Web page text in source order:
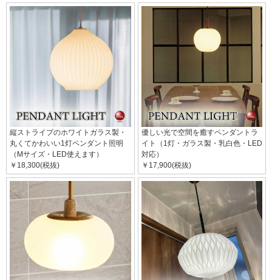
縦ストライプのホワイトガラス製・
丸くてかわいい1灯ペンダント照明
（Mサイズ・LED使えます）
￥18,300(税抜)
優しい光で空間を癒すペンダントラ
イト（1灯・ガラス製・乳白色・LED
対応）
￥17,900(税抜)